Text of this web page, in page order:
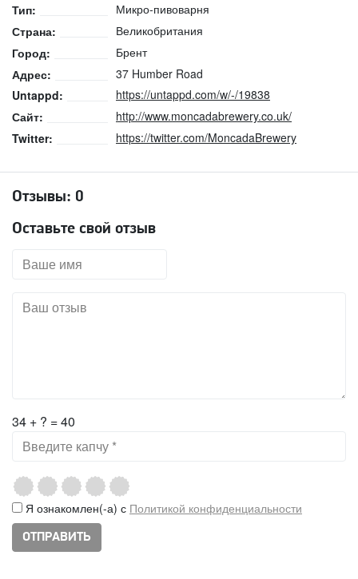
Тип:
Микро-пивоварня
Страна:
Великобритания
Город:
Брент
Адрес:
37 Humber Road
Untappd:
https://untappd.com/w/-/19838
Сайт:
http://www.moncadabrewery.co.uk/
Twitter:
https://twitter.com/MoncadaBrewery
Отзывы: 0
Оставьте свой отзыв
34 + ? = 40
Я ознакомлен(-а) с Политикой конфиденциальности